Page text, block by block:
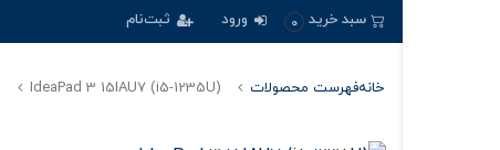
سبد خرید 0 ورود ثبت‌نام
خانهفهرست محصولات (IdeaPad 3 15IAU7 (i5-1235U